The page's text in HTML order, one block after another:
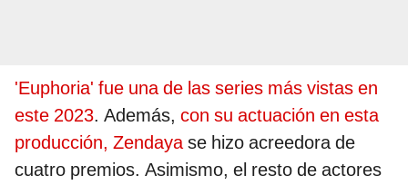
'Euphoria' fue una de las series más vistas en
este 2023. Además, con su actuación en esta
producción, Zendayase hizo acreedora de
cuatro premios. Asimismo, el resto de actores